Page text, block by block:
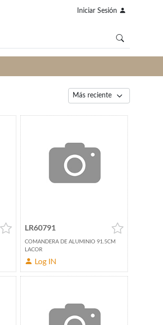
Iniciar Sesión
LR60791
COMANDERA DE ALUMINIO 91.5CM
LACOR
Log IN